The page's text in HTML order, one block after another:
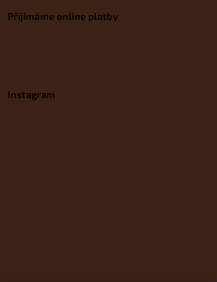
Přijímáme online platby
Instagram